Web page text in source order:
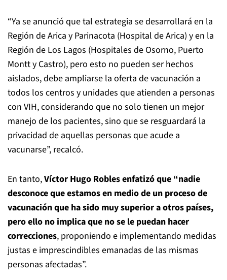
“Ya se anunció que tal estrategia se desarrollará en la
Región de Arica y Parinacota (Hospital de Arica) y en la
Región de Los Lagos (Hospitales de Osorno, Puerto
Montt y Castro), pero esto no pueden ser hechos
aislados, debe ampliarse la oferta de vacunación a
todos los centros y unidades que atienden a personas
con VIH, considerando que no solo tienen un mejor
manejo de los pacientes, sino que se resguardará la
privacidad de aquellas personas que acude a
vacunarse”, recalcó.
En tanto,Víctor Hugo Robles enfatizó que “nadie
desconoce que estamos en medio de un proceso de
vacunación que ha sido muy superior a otros países,
pero ello no implica que no se le puedan hacer
correcciones, proponiendo e implementando medidas
justas e imprescindibles emanadas de las mismas
personas afectadas”.